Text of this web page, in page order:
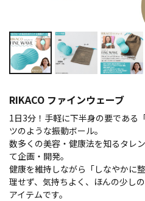
RIKACO ファインウェーブ
1日3分！手軽に下半身の要である
ツのような振動ボール。
数多くの美容・健康法を知るタレ
て企画・開発。
健康を維持しながら「しなやかに
理せず、気持ちよく、ほんの少し
アイテムです。